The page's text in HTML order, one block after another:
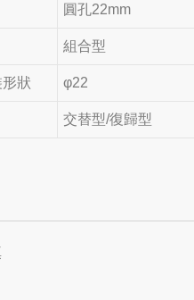
圓孔22mm
組合型
狀 φ22
交替型/復歸型